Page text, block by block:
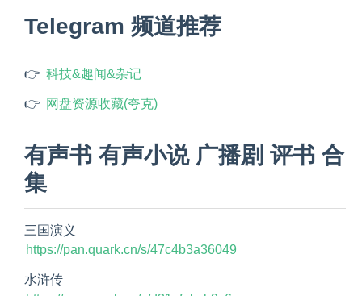
Telegram 频道推荐
👉 科技&趣闻&杂记
👉 网盘资源收藏(夸克)
有声书 有声小说 广播剧 评书 合
集
三国演义
https://pan.quark.cn/s/47c4b3a36049
水浒传